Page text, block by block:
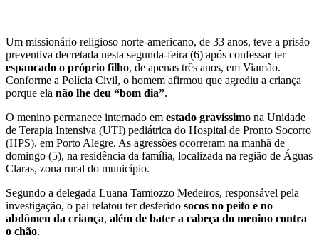
Um missionário religioso norte-americano, de 33 anos, teve a prisão
preventiva decretada nesta segunda-feira (6) após confessar ter
espancado o próprio filho, de apenas três anos, em Viamão.
Conforme a Polícia Civil, o homem afirmou que agrediu a criança
porque ela não lhe deu “bom dia”.
O menino permanece internado em estado gravíssimo na Unidade
de Terapia Intensiva (UTI) pediátrica do Hospital de Pronto Socorro
(HPS), em Porto Alegre. As agressões ocorreram na manhã de
domingo (5), na residência da família, localizada na região de Águas
Claras, zona rural do município.
Segundo a delegada Luana Tamiozzo Medeiros, responsável pela
investigação, o pai relatou ter desferido socos no peito e no
abdômen da criança, além de bater a cabeça do menino contra
o chão.